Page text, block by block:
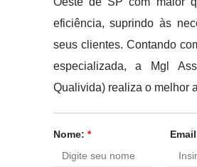
eficiência, suprindo às
seus clientes. Contando
especializada, a Mgl
Qualivida) realiza o melhor
Nome: *